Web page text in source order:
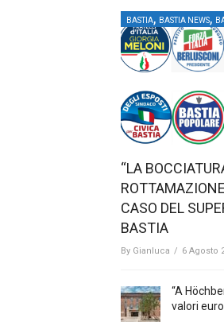
BASTIA, BASTIA NEWS,
“LA
CASO DEL
BASTIA
By Gianluca / 6 Agosto
“A
valori